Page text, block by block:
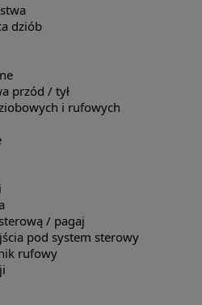
dziób
przód / tył
i rufowych
/ pagaj
pod system sterowy
rufowy